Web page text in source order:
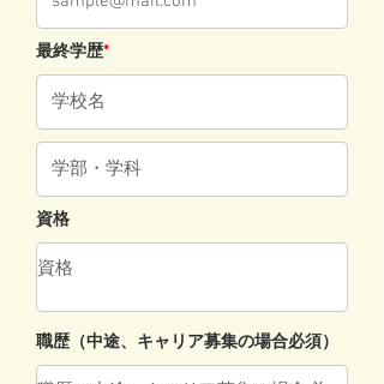
最終学歴*
資格
​職歴（中途、キャリア募集の場合必須）